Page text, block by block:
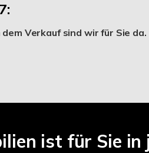
dem Verkauf sind wir für Sie da.
ist für Sie in